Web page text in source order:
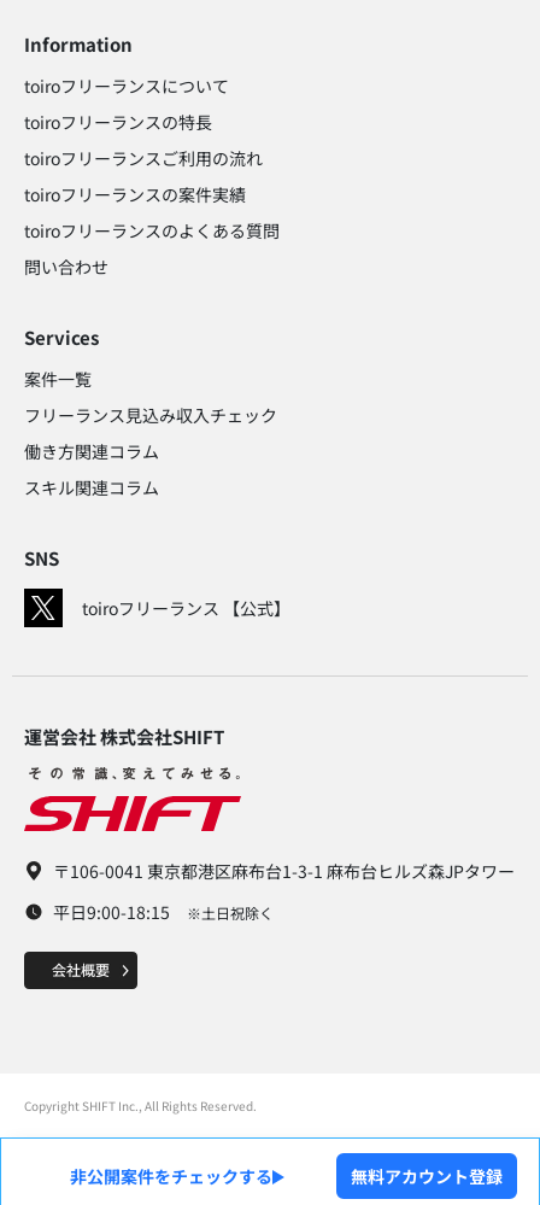
Information
toiroフリーランスについて
toiroフリーランスの特長
toiroフリーランスご利用の流れ
toiroフリーランスの案件実績
toiroフリーランスのよくある質問
問い合わせ​
Services
案件一覧
フリーランス見込み収入チェック​
働き方関連コラム​
スキル関連コラム​
SNS
toiroフリーランス 【公式】
運営会社 株式会社SHIFT​
〒106-0041 東京都港区麻布台1-3-1 麻布台ヒルズ森JPタワー
平日9:00-18:15
※土日祝除く
Copyright SHIFT Inc., All Rights Reserved.
非公開案件をチェックする 無料アカウント登録